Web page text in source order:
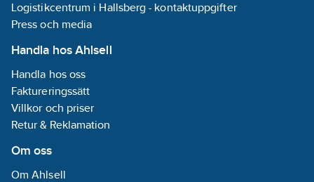
Logistikcentrum i Hallsberg - kontaktuppgifter
Press och media
Handla hos Ahlsell
Handla hos oss
Faktureringssätt
Villkor och priser
Retur & Reklamation
Om oss
Om Ahlsell